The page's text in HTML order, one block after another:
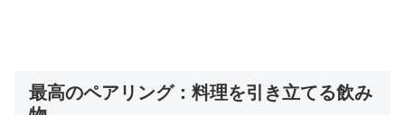
最高のペアリング：料理を引き立てる飲み